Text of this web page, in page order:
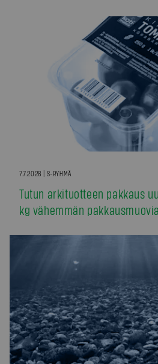
7.7.2026 | S-RYHMÄ
Tutun arkituotteen pakkaus
kg vähemmän pakkausmuovia